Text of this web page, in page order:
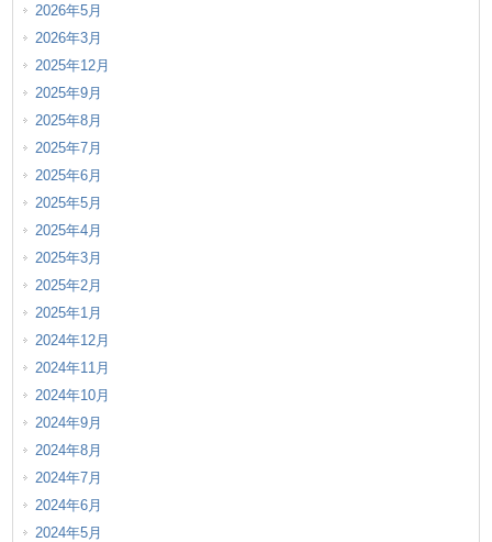
2026年5月
2026年3月
2025年12月
2025年9月
2025年8月
2025年7月
2025年6月
2025年5月
2025年4月
2025年3月
2025年2月
2025年1月
2024年12月
2024年11月
2024年10月
2024年9月
2024年8月
2024年7月
2024年6月
2024年5月